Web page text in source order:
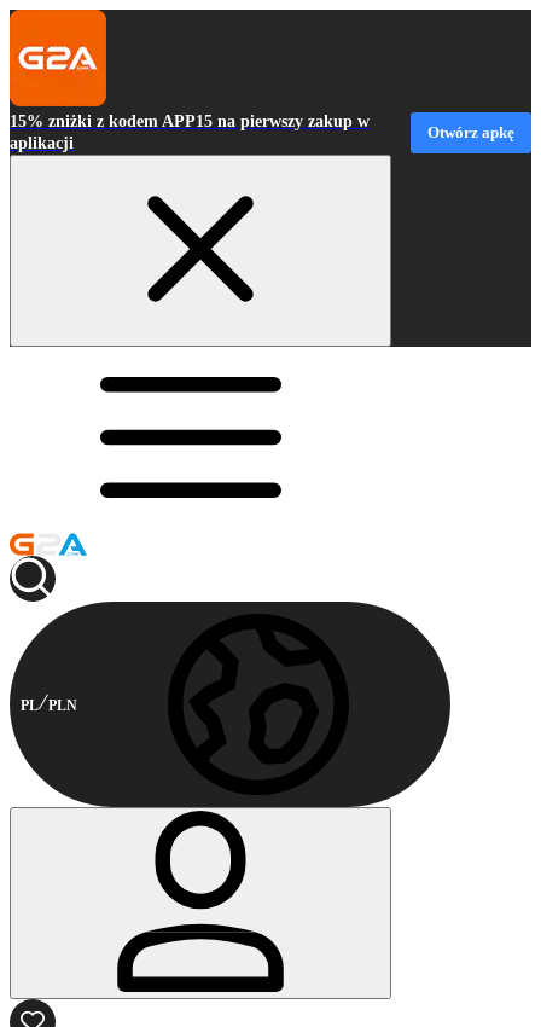
15% zniżki z kodem APP15 na pierwszy zakup w
aplikacji
Otwórz apkę
PL PLN